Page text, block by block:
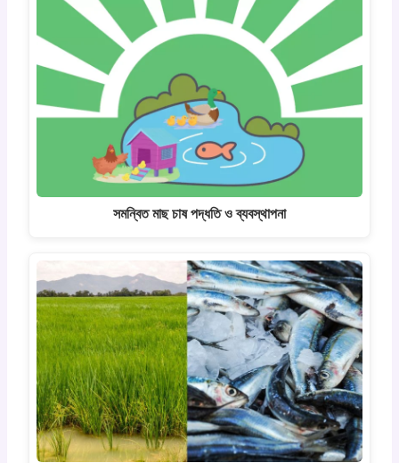
সমন্বিত মাছ চাষ পদ্ধতি ও ব্যবস্থাপনা